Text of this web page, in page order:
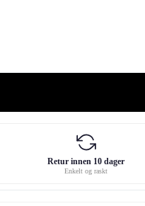
Retur innen 10 dager
Enkelt og raskt